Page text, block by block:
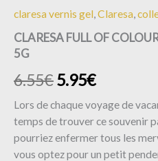
claresa vernis gel,Claresa,
CLARESA FULL OF
5G
6.55€5.95€
Lors de chaque voyage de
temps de trouver ce souvenir
pourriez enfermer tous les
vous optez pour un petit